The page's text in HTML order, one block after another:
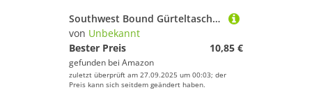
Southwest Bound Gürteltasche Bauchtasche inkl. Kopfhörerausgang
von Unbekannt
Bester Preis
10,85 €
gefunden bei Amazon
zuletzt überprüft am 27.09.2025 um 00:03; der
Preis kann sich seitdem geändert haben.